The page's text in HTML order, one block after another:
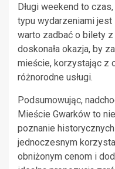
Długi weekend to
typu wydarzeniami
warto zadbać o bilety
doskonała okazja, by
mieście, korzystając z
różnorodne usługi.
Podsumowując,
Mieście Gwarków to
poznanie
jednoczesnym
obniżonym cenom i